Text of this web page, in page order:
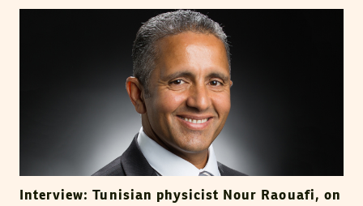
Interview: Tunisian physicist Nour Raouafi, on